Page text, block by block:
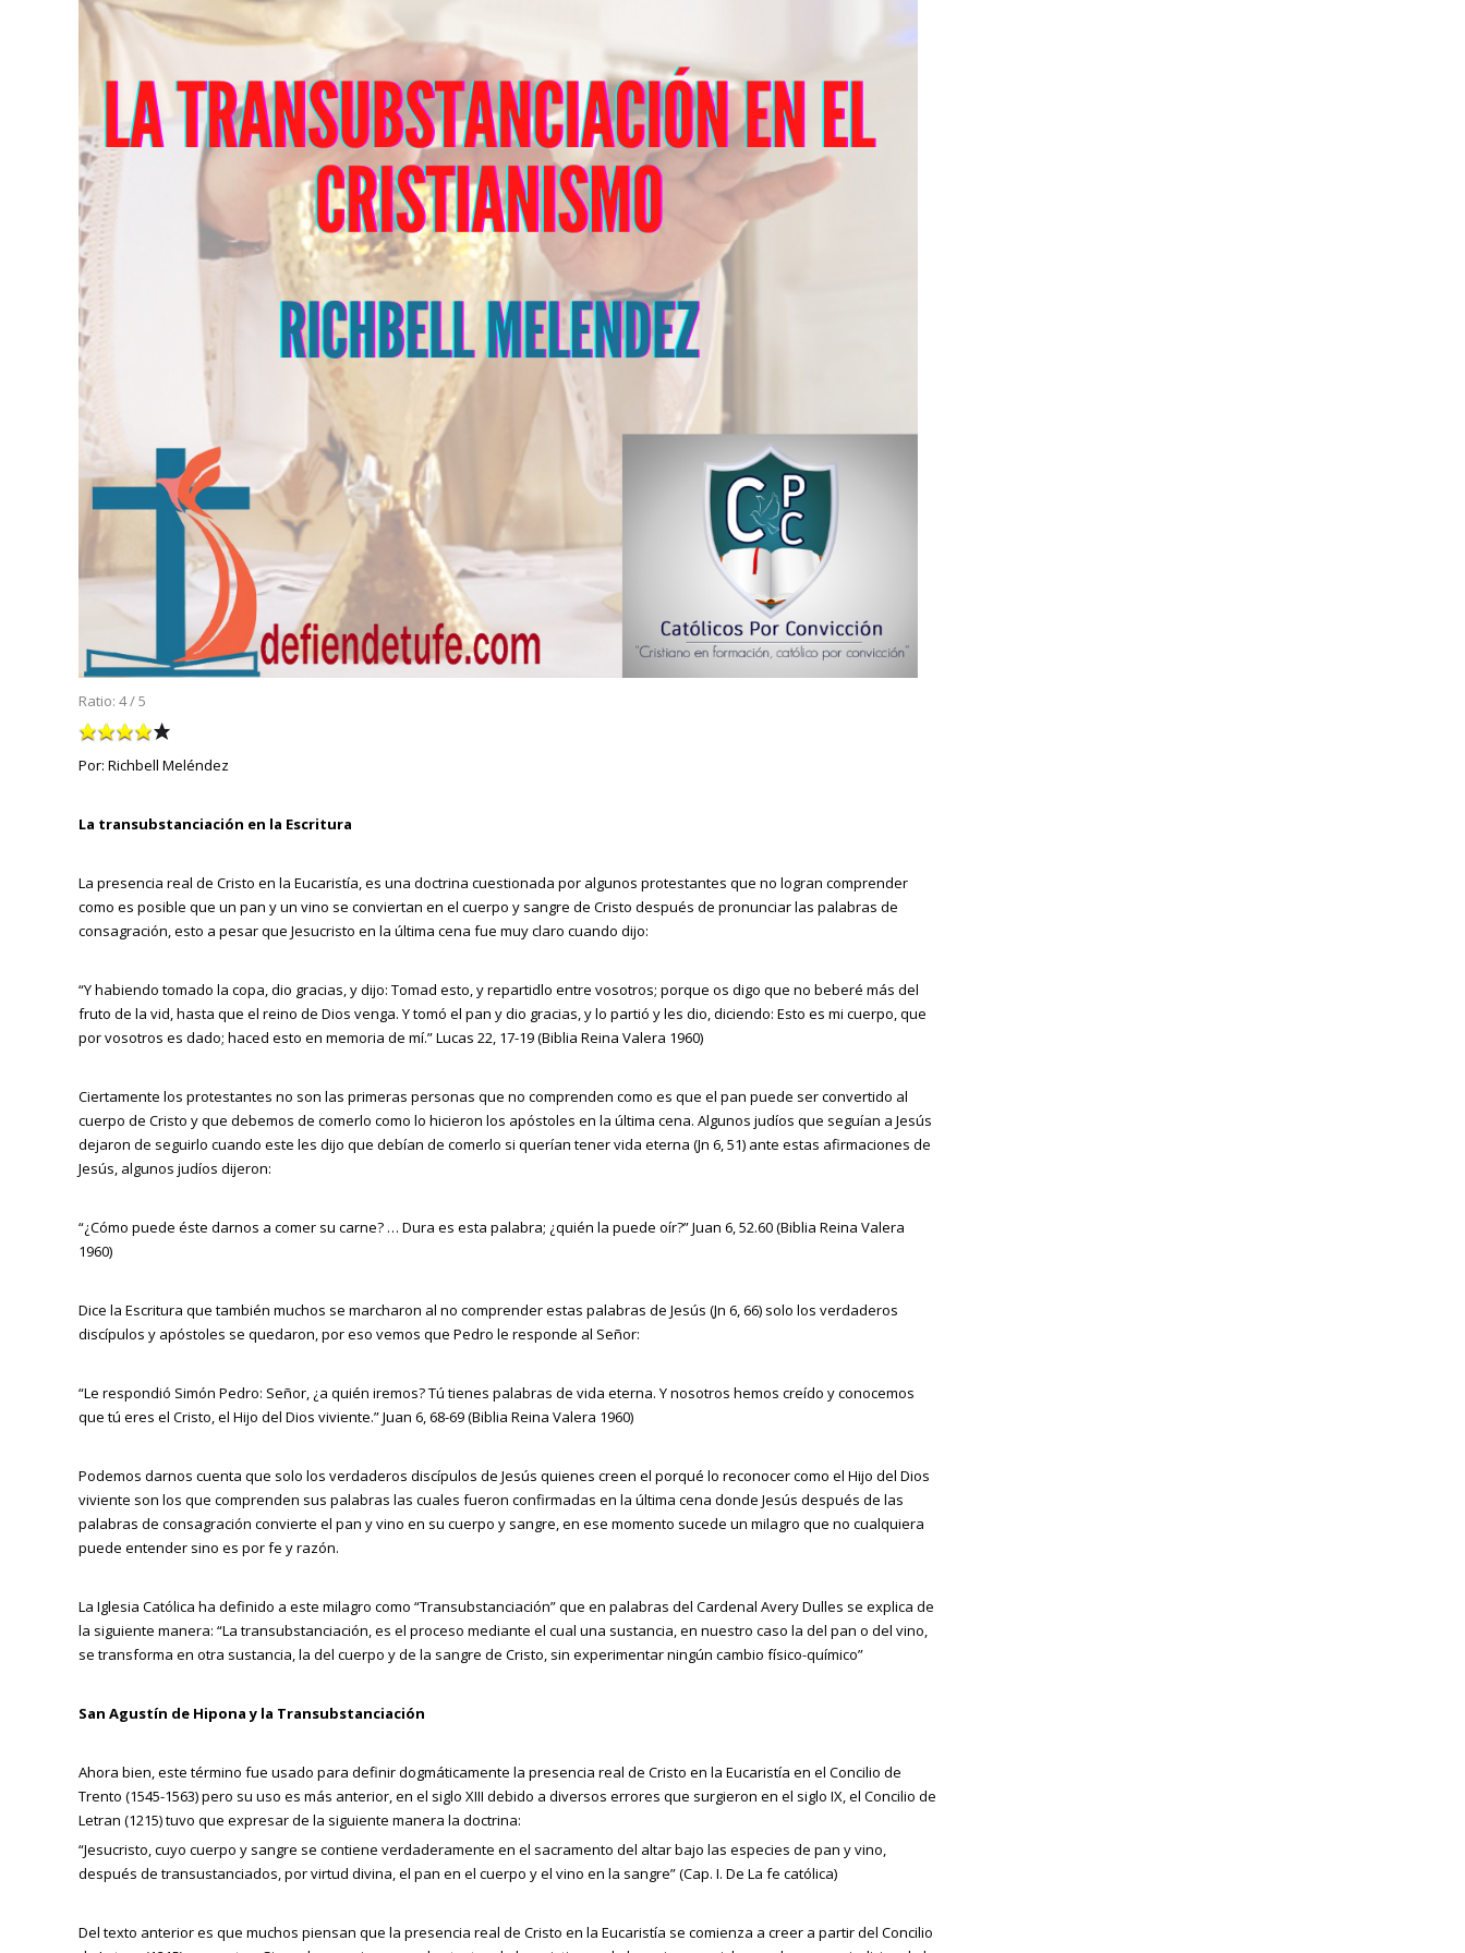
Ratio: 4/5
Por: Richbell Meléndez
La transubstanciación en la Escritura
La presencia real de Cristo en la Eucaristía, es una doctrina cuestionada por algunos protestantes que no logran comprender
como es posible que un pan y un vino se conviertan en el cuerpo y sangre de Cristo después de pronunciar las palabras de
consagración, esto a pesar que Jesucristo en la última cena fue muy claro cuando dijo:
“Y habiendo tomado la copa, dio gracias, y dijo: Tomad esto, y repartidlo entre vosotros; porque os digo que no beberé más del
fruto de la vid, hasta que el reino de Dios venga. Y tomó el pan y dio gracias, y lo partió y les dio, diciendo: Esto es mi cuerpo, que
por vosotros es dado; haced esto en memoria de mí.” Lucas 22, 17-19 (Biblia Reina Valera 1960)
Ciertamente los protestantes no son las primeras personas que no comprenden como es que el pan puede ser convertido al
cuerpo de Cristo y que debemos de comerlo como lo hicieron los apóstoles en la última cena. Algunos judíos que seguían a Jesús
dejaron de seguirlo cuando este les dijo que debían de comerlo si querían tener vida eterna (Jn 6, 51) ante estas afirmaciones de
Jesús, algunos judíos dijeron:
“¿Cómo puede éste darnos a comer su carne? … Dura es esta palabra; ¿quién la puede oír?” Juan 6, 52.60 (Biblia Reina Valera
1960)
Dice la Escritura que también muchos se marcharon al no comprender estas palabras de Jesús (Jn 6, 66) solo los verdaderos
discípulos y apóstoles se quedaron, por eso vemos que Pedro le responde al Señor:
“Le respondió Simón Pedro: Señor, ¿a quién iremos? Tú tienes palabras de vida eterna. Y nosotros hemos creído y conocemos
que tú eres el Cristo, el Hijo del Dios viviente.” Juan 6, 68-69 (Biblia Reina Valera 1960)
Podemos darnos cuenta que solo los verdaderos discípulos de Jesús quienes creen el porqué lo reconocer como el Hijo del Dios
viviente son los que comprenden sus palabras las cuales fueron confirmadas en la última cena donde Jesús después de las
palabras de consagración convierte el pan y vino en su cuerpo y sangre, en ese momento sucede un milagro que no cualquiera
puede entender sino es por fe y razón.
La Iglesia Católica ha definido a este milagro como “Transubstanciación” que en palabras del Cardenal Avery Dulles se explica de
la siguiente manera: “La transubstanciación, es el proceso mediante el cual una sustancia, en nuestro caso la del pan o del vino,
se transforma en otra sustancia, la del cuerpo y de la sangre de Cristo, sin experimentar ningún cambio físico-químico”
San Agustín de Hipona y la Transubstanciación
Ahora bien, este término fue usado para definir dogmáticamente la presencia real de Cristo en la Eucaristía en el Concilio de
Trento (1545-1563) pero su uso es más anterior, en el siglo XIII debido a diversos errores que surgieron en el siglo IX, el Concilio de
Letran (1215) tuvo que expresar de la siguiente manera la doctrina:
“Jesucristo, cuyo cuerpo y sangre se contiene verdaderamente en el sacramento del altar bajo las especies de pan y vino,
después de transustanciados, por virtud divina, el pan en el cuerpo y el vino en la sangre” (Cap. I. De La fe católica)
Del texto anterior es que muchos piensan que la presencia real de Cristo en la Eucaristía se comienza a creer a partir del Concilio